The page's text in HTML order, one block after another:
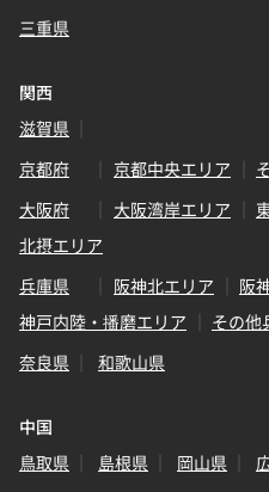
三重県
関西
滋賀県
京都府
京都中央エリア
大阪府
大阪湾岸エリア
北摂エリア
兵庫県
阪神北エリア
阪
神戸内陸・播磨エリア
その他
奈良県
和歌山県
中国
鳥取県
島根県 岡山県